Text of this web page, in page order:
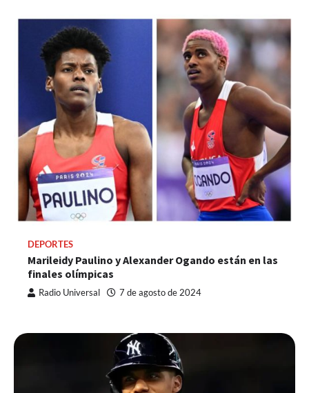
DEPORTES
Marileidy Paulino y Alexander Ogando están en las
finales olímpicas
Radio Universal 7 de agosto de 2024